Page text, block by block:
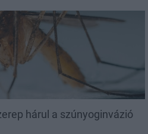
hárul a szúnyoginvázió